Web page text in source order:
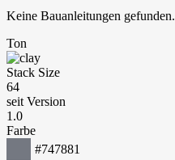
Keine Bauanleitungen gefunden.
Ton
Stack Size
64
seit Version
1.0
Farbe
#747881